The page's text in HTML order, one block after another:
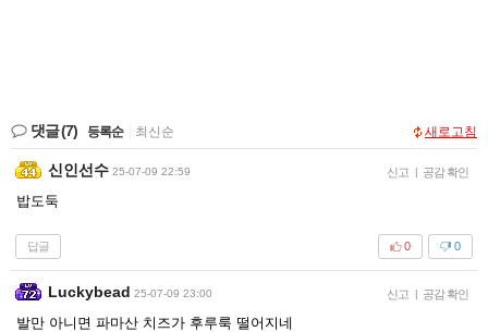
댓글(7) 등록순 최신순 새로고침
신인선수 25-07-09 22:59 신고 | 공감 확인
밥도둑
답글 0
0
Luckybead 25-07-09 23:00 신고 | 공감 확인
발만 아니면 파마산 치즈가 후루룩 떨어지네